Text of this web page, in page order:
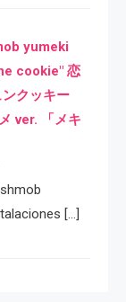
yumeki
cookie" 恋
クッキー
ver. 「メキ
[…]